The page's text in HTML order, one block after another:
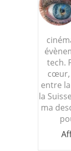
tech.
cœur,
entre
la
ma